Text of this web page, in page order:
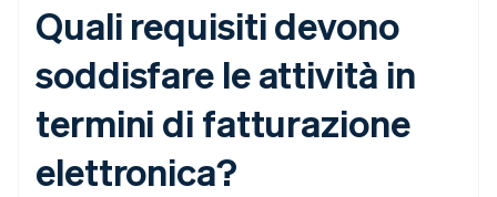
Quali requisiti devono
soddisfare le attività in
termini di fatturazione
elettronica?